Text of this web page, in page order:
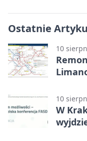
Ostatnie
10
10
W